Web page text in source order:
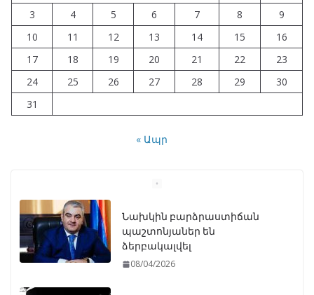
3
4 5 6 7 8
9
10
11 12 13 14 15
16
17
18 19 20 21 22
23
24
25 26 27 28 29
30
31
« Ապր
Նախկին բարձրաստիճան
պաշտոնյաներ են
ձերբակալվել
08/04/2026